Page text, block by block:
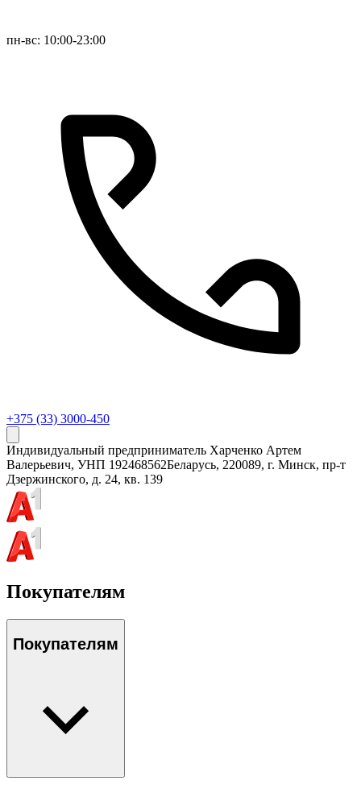
пн-вс: 10:00-23:00
+375 (33) 3000-450
Индивидуальный предприниматель Харченко Артем
Валерьевич, УНП 192468562Беларусь, 220089, г. Минск, пр-т
Дзержинского, д. 24, кв. 139
Покупателям
Покупателям